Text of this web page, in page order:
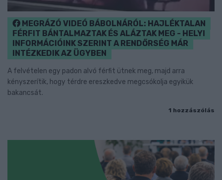
MEGRÁZÓ VIDEÓ BÁBOLNÁRÓL: HAJLÉKTALAN
FÉRFIT BÁNTALMAZTAK ÉS ALÁZTAK MEG - HELYI
INFORMÁCIÓINK SZERINT A RENDŐRSÉG MÁR
INTÉZKEDIK AZ ÜGYBEN
A felvételen egy padon alvó férfit ütnek meg, majd arra
kényszerítik, hogy térdre ereszkedve megcsókolja egyikük
bakancsát.
1 hozzászólás